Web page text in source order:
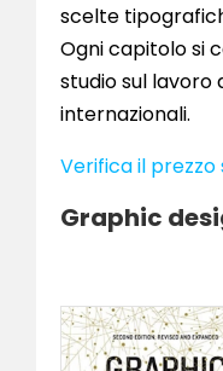
scelte
Ogni capitolo si
studio sul lavoro
internazionali.
Verifica il prezzo
Graphic